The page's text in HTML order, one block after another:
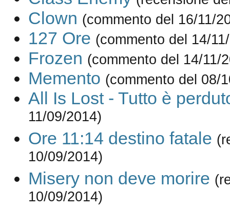
Clown (commento del 16/11/
127 Ore (commento del 14/
Frozen (commento del 14/11/
Memento (commento del 08/
All Is Lost - Tutto è
11/09/2014)
Ore 11:14 destino fatale
10/09/2014)
Misery non deve morire
10/09/2014)